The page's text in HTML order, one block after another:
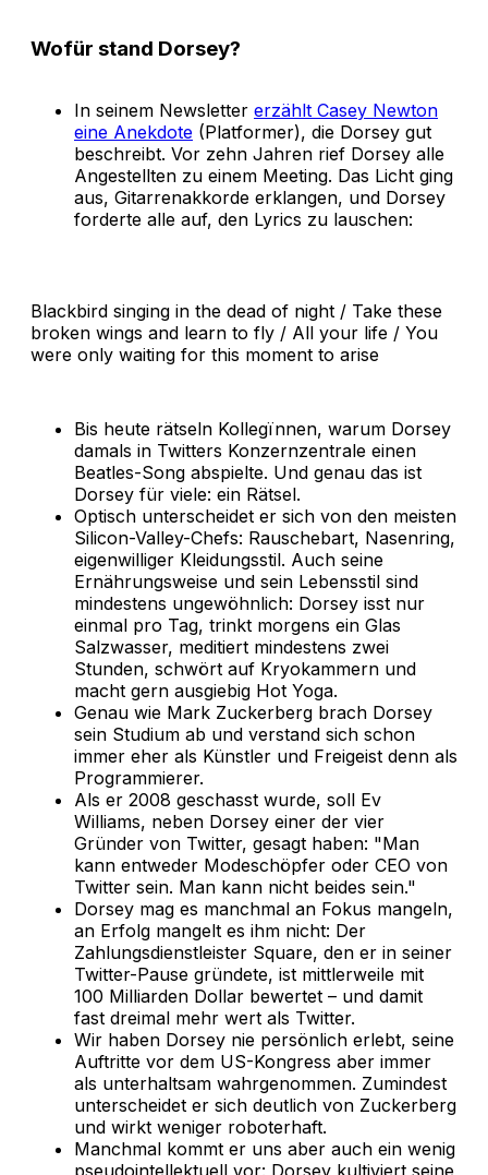
Wofür stand Dorsey?
In seinem Newsletter erzählt Casey Newton
eine Anekdote (Platformer), die Dorsey gut
beschreibt. Vor zehn Jahren rief Dorsey alle
Angestellten zu einem Meeting. Das Licht ging
aus, Gitarrenakkorde erklangen, und Dorsey
forderte alle auf, den Lyrics zu lauschen:
Blackbird singing in the dead of night / Take these
broken wings and learn to fly / All your life / You
were only waiting for this moment to arise
Bis heute rätseln Kollegïnnen, warum Dorsey
damals in Twitters Konzernzentrale einen
Beatles-Song abspielte. Und genau das ist
Dorsey für viele: ein Rätsel.
Optisch unterscheidet er sich von den meisten
Silicon-Valley-Chefs: Rauschebart, Nasenring,
eigenwilliger Kleidungsstil. Auch seine
Ernährungsweise und sein Lebensstil sind
mindestens ungewöhnlich: Dorsey isst nur
einmal pro Tag, trinkt morgens ein Glas
Salzwasser, meditiert mindestens zwei
Stunden, schwört auf Kryokammern und
macht gern ausgiebig Hot Yoga.
Genau wie Mark Zuckerberg brach Dorsey
sein Studium ab und verstand sich schon
immer eher als Künstler und Freigeist denn als
Programmierer.
Als er 2008 geschasst wurde, soll Ev
Williams, neben Dorsey einer der vier
Gründer von Twitter, gesagt haben: "Man
kann entweder Modeschöpfer oder CEO von
Twitter sein. Man kann nicht beides sein."
Dorsey mag es manchmal an Fokus mangeln,
an Erfolg mangelt es ihm nicht: Der
Zahlungsdienstleister Square, den er in seiner
Twitter-Pause gründete, ist mittlerweile mit
100 Milliarden Dollar bewertet – und damit
fast dreimal mehr wert als Twitter.
Wir haben Dorsey nie persönlich erlebt, seine
Auftritte vor dem US-Kongress aber immer
als unterhaltsam wahrgenommen. Zumindest
unterscheidet er sich deutlich von Zuckerberg
und wirkt weniger roboterhaft.
Manchmal kommt er uns aber auch ein wenig